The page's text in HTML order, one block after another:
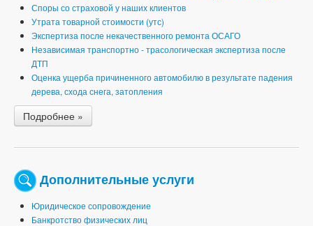
Споры со страховой у наших клиентов
Утрата товарной стоимости (утс)
Экспертиза после некачественного ремонта ОСАГО
Независимая транспортно - трасологическая экспертиза после
ДТП
Оценка ущерба причиненного автомобилю в результате падения
дерева, схода снега, затопления
Подробнее »
Дополнительные услуги
Юридическое сопровождение
Банкротство физических лиц